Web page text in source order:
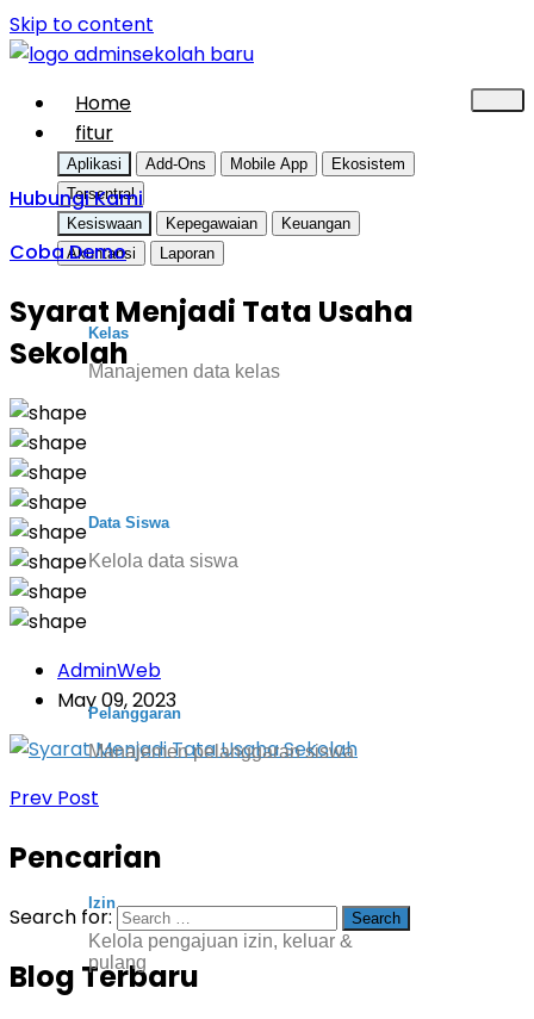
Skip to content
Home
fitur
Aplikasi Add-Ons Mobile App
Ekosistem
Tersentral
Kesiswaan
Kepegawaian
Keuangan
Akuntansi
Laporan
Kelas
Manajemen data kelas
Data Siswa
Kelola data siswa
Pelanggaran
Manajemen pelanggaran siswa
Izin
Kelola pengajuan izin, keluar &
pulang
Hubungi Kami
Coba Demo
Syarat Menjadi Tata Usaha
Sekolah
AdminWeb
May 09, 2023
Prev Post
Pencarian
Search for:
Blog Terbaru